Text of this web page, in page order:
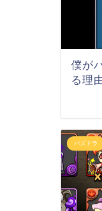
僕が
る理
パズドラ